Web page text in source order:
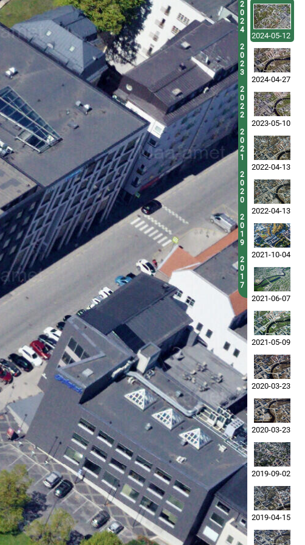
2
0
2
4
2
0
2
3
2
0
2
2
2
0
2
1
2
0
2
0
2
0
1
9
2
0
1
7
2024-05-12
2024-04-27
2023-05-10
2022-04-13
2022-04-13
2021-10-04
2021-06-07
2021-05-09
2020-03-23
2020-03-23
2019-09-02
2019-04-15